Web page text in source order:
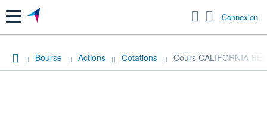
Menu Connexion
Bourse Actions Cotations Cours CALIFORNIA